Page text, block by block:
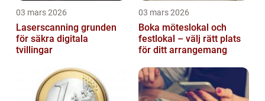
03 mars 2026
Laserscanning grunden
för säkra digitala
tvillingar
03 mars 2026
Boka möteslokal och
festlokal – välj rätt plats
för ditt arrangemang